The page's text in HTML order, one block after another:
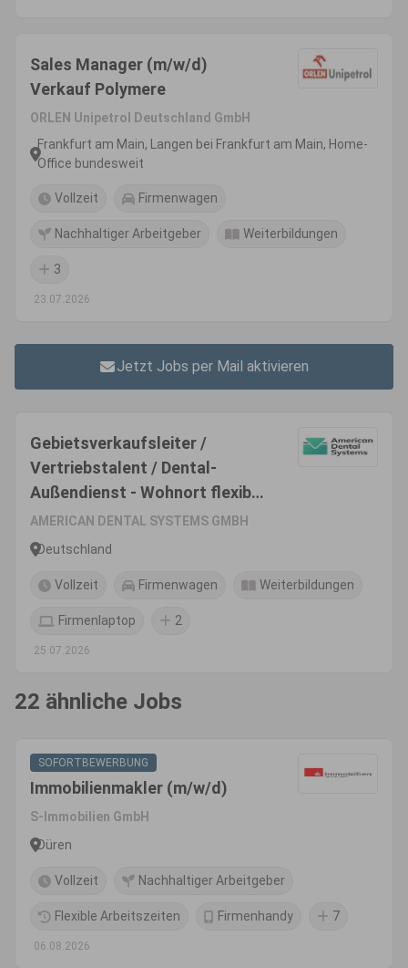
Sales Manager (m/w/d)
Verkauf Polymere
ORLEN Unipetrol Deutschland GmbH
Frankfurt am Main, Langen bei Frankfurt am Main, Home-
Office bundesweit
Vollzeit Firmenwagen
Nachhaltiger Arbeitgeber Weiterbildungen
3
23.07.2026
Jetzt Jobs per Mail aktivieren
Gebietsverkaufsleiter /
Vertriebstalent / Dental-
Außendienst - Wohnort flexibel
(m/w/d)
AMERICAN DENTAL SYSTEMS GMBH
Deutschland
Vollzeit Firmenwagen Weiterbildungen
Firmenlaptop 2
25.07.2026
22 ähnliche Jobs
SOFORTBEWERBUNG
Immobilienmakler (m/w/d)
S-Immobilien GmbH
Düren
Vollzeit Nachhaltiger Arbeitgeber
Flexible Arbeitszeiten Firmenhandy 7
06.08.2026